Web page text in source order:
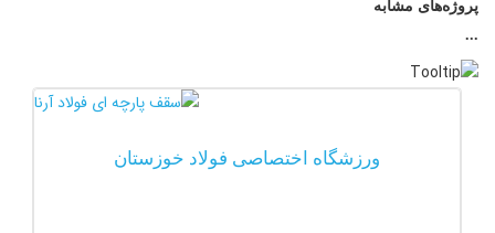
پروژه‌های مشابه
...
ورزشگاه اختصاصی فولاد خوزستان